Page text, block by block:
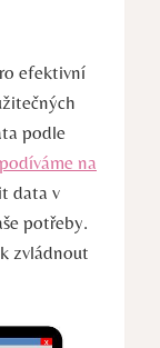
efektivní
podle
na
data v
potřeby.
zvládnout